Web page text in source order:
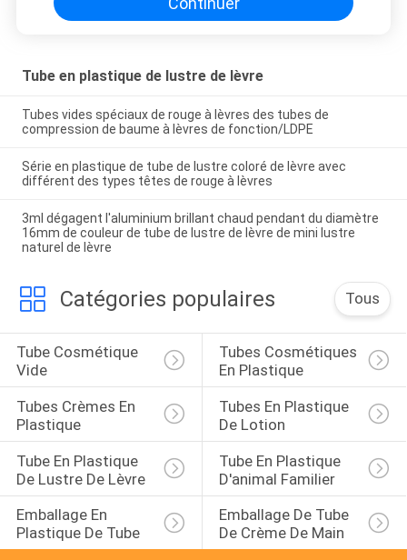
Tube en plastique de lustre de lèvre
Tubes vides spéciaux de rouge à lèvres des tubes de
compression de baume à lèvres de fonction/LDPE
Série en plastique de tube de lustre coloré de lèvre avec
différent des types têtes de rouge à lèvres
3ml dégagent l'aluminium brillant chaud pendant du diamètre
16mm de couleur de tube de lustre de lèvre de mini lustre
naturel de lèvre
Catégories populaires Tous
Tube Cosmétique
Vide
Tubes Cosmétiques
En Plastique
Tubes Crèmes En
Plastique
Tubes En Plastique
De Lotion
Tube En Plastique
De Lustre De Lèvre
Tube En Plastique
D'animal Familier
Emballage En
Plastique De Tube
Emballage De Tube
De Crème De Main